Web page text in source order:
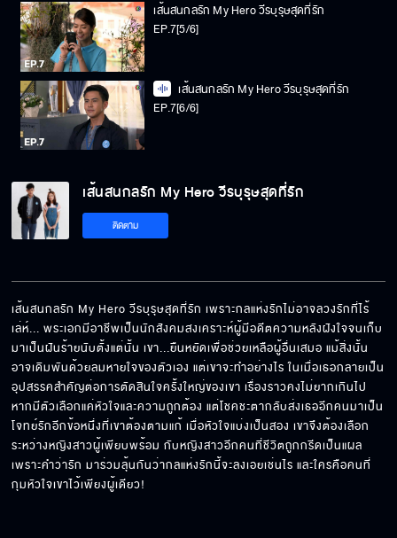
เส้นสนกลรัก My Hero วีรบุรุษสุดที่รัก
EP.7[5/6]
เส้นสนกลรัก My Hero วีรบุรุษสุดที่รัก
EP.7[6/6]
เส้นสนกลรัก My Hero วีรบุรุษสุดที่รัก
ติดตาม
เส้นสนกลรัก My Hero วีรบุรุษสุดที่รัก เพราะกลแห่งรักไม่อาจลวงรักที่ไร้
เล่ห์... พระเอกมีอาชีพเป็นนักสังคมสงเคราะห์ผู้มีอดีตความหลังฝังใจจนเก็บ
มาเป็นฝันร้ายนับตั้งแต่นั้น เขา...ยืนหยัดเพื่อช่วยเหลือผู้อื่นเสมอ แม้สิ่งนั้น
อาจเดิมพันด้วยลมหายใจของตัวเอง แต่เขาจะทำอย่างไร ในเมื่อเธอกลายเป็น
อุปสรรคสำคัญต่อการตัดสินใจครั้งใหญ่ของเขา เรื่องราวคงไม่ยากเกินไป
หากมีตัวเลือกแค่หัวใจและความถูกต้อง แต่โชคชะตากลับส่งเธออีกคนมาเป็น
โจทย์รักอีกข้อหนึ่งที่เขาต้องตามแก้ เมื่อหัวใจแบ่งเป็นสอง เขาจึงต้องเลือก
ระหว่างหญิงสาวผู้เพียบพร้อม กับหญิงสาวอีกคนที่ชีวิตถูกกรีดเป็นแผล
เพราะคำว่ารัก มาร่วมลุ้นกันว่ากลแห่งรักนี้จะลงเอยเช่นไร และใครคือคนที่
กุมหัวใจเขาไว้เพียงผู้เดียว!